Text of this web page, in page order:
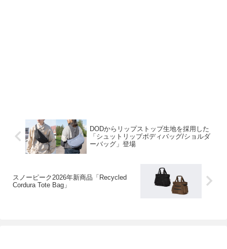
DODからリップストップ生地を採用した
「シュットリップボディバッグ/ショルダ
ーバッグ」登場
スノーピーク2026年新商品「Recycled
Cordura Tote Bag」